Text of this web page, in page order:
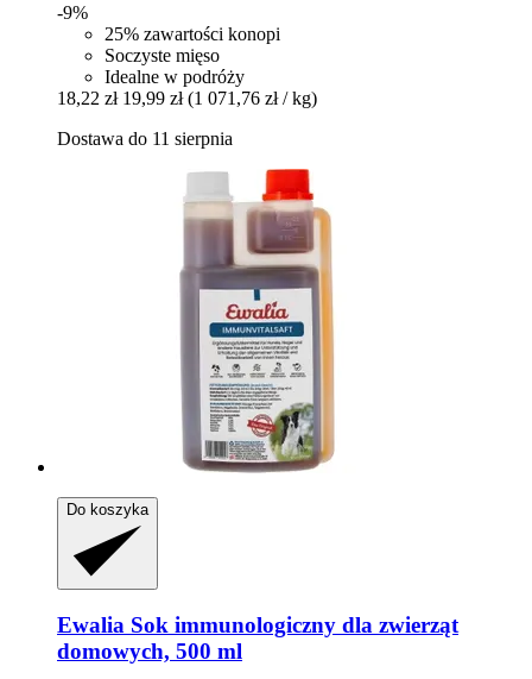
-9%
25% zawartości konopi
Soczyste mięso
Idealne w podróży
18,22 zł 19,99 zł (1 071,76 zł / kg)
Dostawa do 11 sierpnia
Do koszyka
Ewalia Sok immunologiczny dla zwierząt
domowych, 500 ml